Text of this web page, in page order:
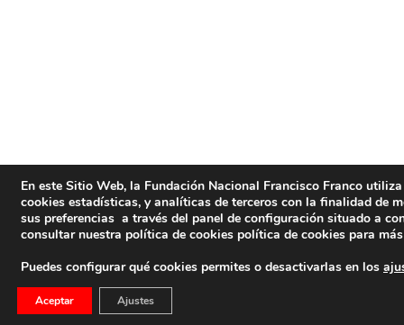
En este Sitio Web, la Fundación Nacional Francisco Franco
cookies estadísticas, y analíticas de terceros con la finalidad de
sus preferencias a través del panel de configuración situado a
consultar nuestra política de cookies política de cookies para
Puedes configurar qué cookies permites o desactivarlas en los
Aceptar Ajustes